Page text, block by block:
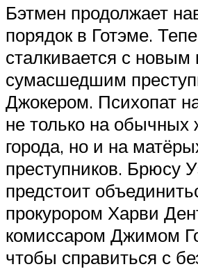
Бэтмен продолжает
порядок в Готэме.
сталкивается с
сумасшедшим
Джокером. Психопат
не только на обычных
города, но и на
преступников. Брюсу
предстоит
прокурором Харви
комиссаром Джимом
чтобы справиться с